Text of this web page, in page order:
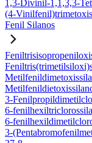
1,3-Divinil-1,1,3,3-
(4-
Fenil Silanos
3-
6-
6-
3-